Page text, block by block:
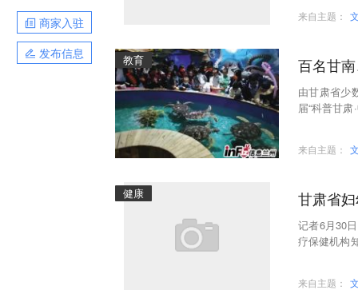
商家入驻
发布信息
来自主题：
教育 百名甘
由甘肃省少
届“科普甘
来自主题：
健康 甘肃省
记者6月30
疗保健机构
来自主题：